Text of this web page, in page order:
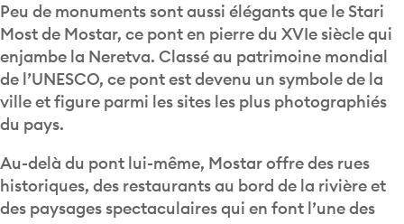
Peu de monuments sont aussi élégants que le Stari
Most de Mostar, ce pont en pierre du XVIe siècle qui
enjambe la Neretva. Classé au patrimoine mondial
de l’UNESCO, ce pont est devenu un symbole de la
ville et figure parmi les sites les plus photographiés
du pays.
Au-delà du pont lui-même, Mostar offre des rues
historiques, des restaurants au bord de la rivière et
des paysages spectaculaires qui en font l’une des